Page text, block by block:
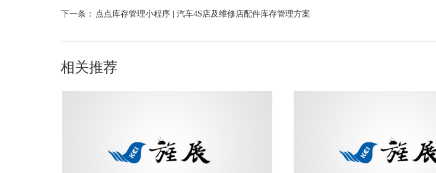
下一条： 点点库存管理小程序 | 汽车4S店及维修店配件库存管理方案
相关推荐